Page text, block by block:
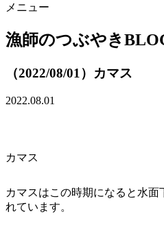
メニュー
漁師のつぶやき
（2022/08/01）カマス
2022.08.01
カマス
カマスはこの時期になると水
れています。